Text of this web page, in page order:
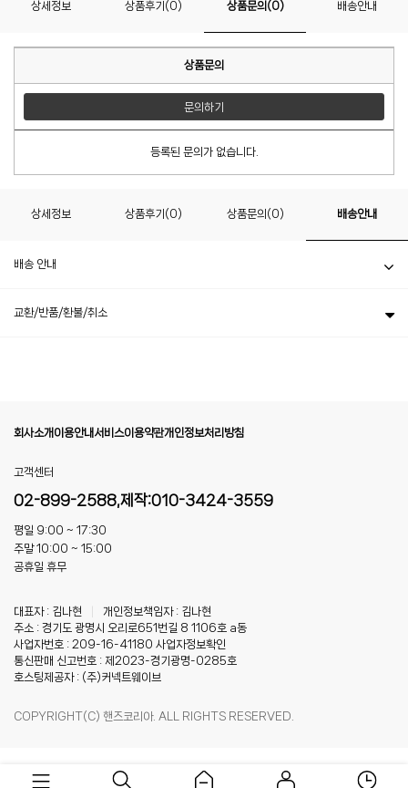
상세정보 상품후기(0) 상품문의(0) 배송안내
상품문의
문의하기
등록된 문의가 없습니다.
상세정보 상품후기(0) 상품문의(0) 배송안내
배송 안내
교환/반품/환불/취소
회사소개 이용안내서비스이용약관개인정보처리방침
고객센터
02-899-2588,제작:010-3424-3559
평일 9:00 ~ 17:30
주말 10:00 ~ 15:00
공휴일 휴무
대표자 : 김나현
개인정보책임자 : 김나현
주소 : 경기도 광명시 오리로651번길 8 1106호 a동
사업자번호 : 209-16-41180 사업자정보확인
통신판매 신고번호 : 제2023-경기광명-0285호
호스팅제공자 : (주)커넥트웨이브
COPYRIGHT(C) 핸즈코리아. ALL RIGHTS RESERVED.